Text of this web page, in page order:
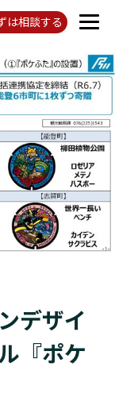
は相談する
デザイ
『ポケ